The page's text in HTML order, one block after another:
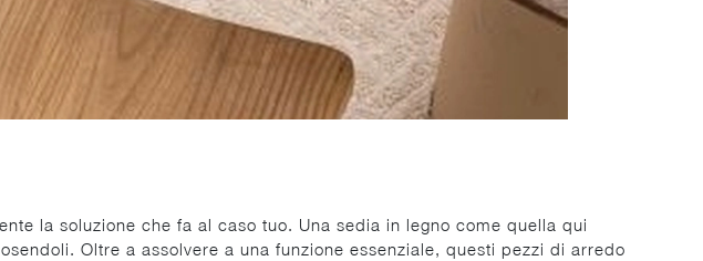
la soluzione che fa al caso tuo. Una sedia in legno come quella qui
Oltre a assolvere a una funzione essenziale, questi pezzi di arredo